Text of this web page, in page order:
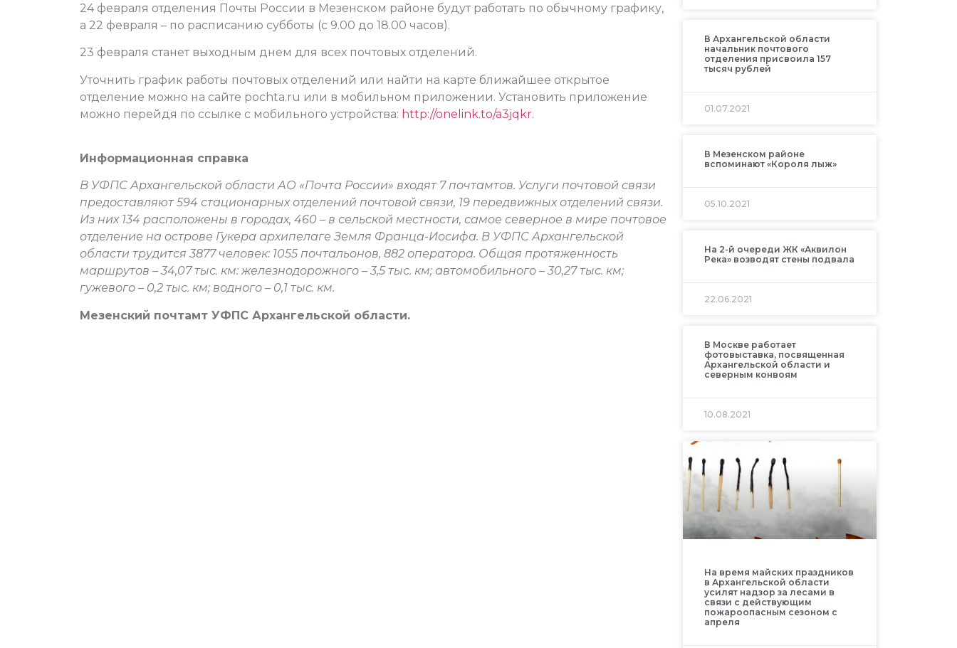
24 февраля отделения Почты России в Мезенском районе будут работать по обычному графику,
а 22 февраля – по расписанию субботы (с 9.00 до 18.00 часов).
23 февраля станет выходным днем для всех почтовых отделений.
Уточнить график работы почтовых отделений или найти на карте ближайшее открытое
отделение можно на сайте pochta.ru или в мобильном приложении. Установить приложение
можно перейдя по ссылке с мобильного устройства: http://onelink.to/a3jqkr.
Информационная справка
В УФПС Архангельской области АО «Почта России» входят 7 почтамтов. Услуги почтовой связи
предоставляют 594 стационарных отделений почтовой связи, 19 передвижных отделений связи.
Из них 134 расположены в городах, 460 – в сельской местности, самое северное в мире почтовое
отделение на острове Гукера архипелаге Земля Франца-Иосифа. В УФПС Архангельской
области трудится 3877 человек: 1055 почтальонов, 882 оператора. Общая протяженность
маршрутов – 34,07 тыс. км: железнодорожного – 3,5 тыс. км; автомобильного – 30,27 тыс. км;
гужевого – 0,2 тыс. км; водного – 0,1 тыс. км.
Мезенский почтамт УФПС Архангельской области.
В Архангельской области
начальник почтового
отделения присвоила 157
тысяч рублей
01.07.2021
В Мезенском районе
вспоминают «Короля лыж»
05.10.2021
На 2-й очереди ЖК «Аквилон
Река» возводят стены подвала
22.06.2021
В Москве работает
фотовыставка, посвященная
Архангельской области и
северным конвоям
10.08.2021
На время майских праздников
в Архангельской области
усилят надзор за лесами в
связи с действующим
пожароопасным сезоном с
апреля